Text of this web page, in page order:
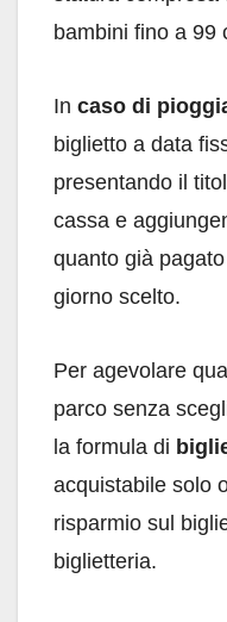
bambini fino a 99
In caso di
biglietto a data
presentando il
cassa e
quanto già
giorno scelto.
Per agevolare
parco senza
la formula di
acquistabile solo
risparmio sul
biglietteria.